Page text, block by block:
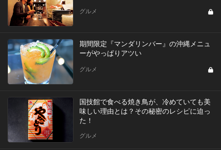
グルメ
期間限定『マンダリンバー』の沖縄メニュ
ーがやっぱりアツい
グルメ
国技館で食べる焼き鳥が、冷めていても美
味しい理由とは？その秘密のレシピに迫っ
た！
グルメ